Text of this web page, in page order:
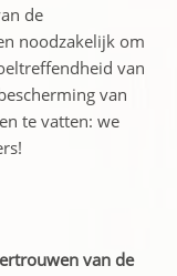
de
noodzakelijk om
van
van
te vatten: we
van de